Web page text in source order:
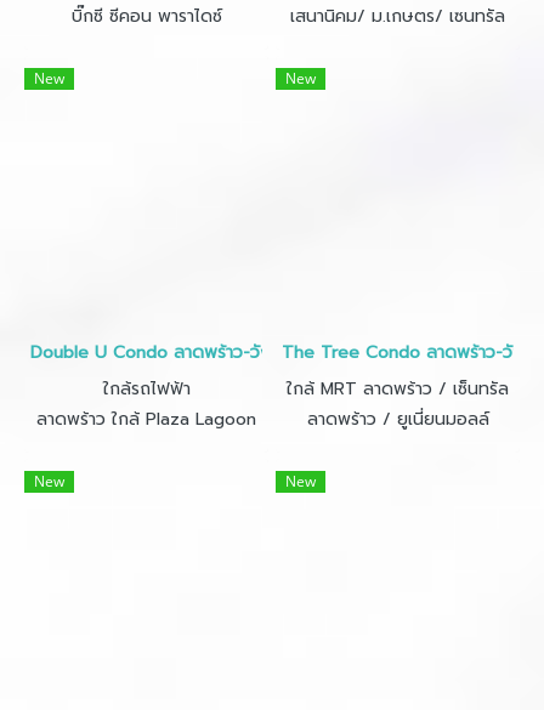
บิ๊กซี ซีคอน พาราไดซ์
เสนานิคม/ ม.เกษตร/ เซนทรัล
New
Double U Condo ลาดพร้าว-วังหิน • ขนาด 29 ตร.ม.
ใกล้รถไฟฟ้า
ลาดพร้าว ใกล้ Plaza Lagoon
New
The Tree Condo ลาดพร้าว-วังหิ
ใกล้ MRT ลาดพร้าว / เซ็นทรัล
ลาดพร้าว / ยูเนี่ยนมอลล์
New New